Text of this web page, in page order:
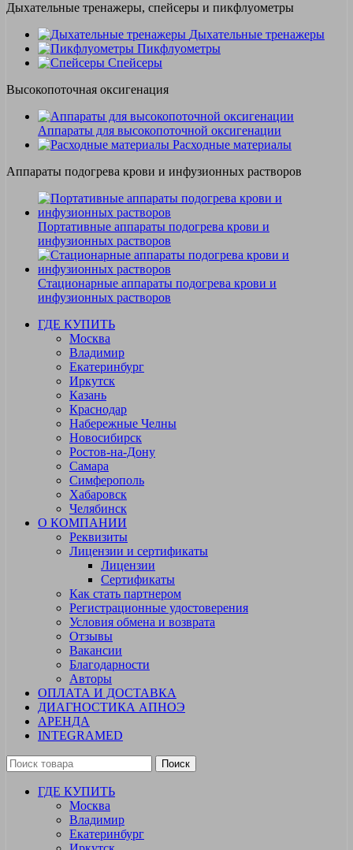
Дыхательные тренажеры, спейсеры и пикфлуометры
Дыхательные тренажеры
Пикфлуометры
Спейсеры
Высокопоточная оксигенация
Аппараты для высокопоточной оксигенации
Расходные материалы
Аппараты подогрева крови и инфузионных растворов
Портативные аппараты подогрева крови и
инфузионных растворов
Стационарные аппараты подогрева крови и
инфузионных растворов
ГДЕ КУПИТЬ
Москва
Владимир
Екатеринбург
Иркутск
Казань
Краснодар
Набережные Челны
Новосибирск
Ростов-на-Дону
Самара
Симферополь
Хабаровск
Челябинск
О КОМПАНИИ
Реквизиты
Лицензии и сертификаты
Лицензии
Сертификаты
Как стать партнером
Регистрационные удостоверения
Условия обмена и возврата
Отзывы
Вакансии
Благодарности
Авторы
ОПЛАТА И ДОСТАВКА
ДИАГНОСТИКА АПНОЭ
АРЕНДА
INTEGRAMED
Поиск
ГДЕ КУПИТЬ
Москва
Владимир
Екатеринбург